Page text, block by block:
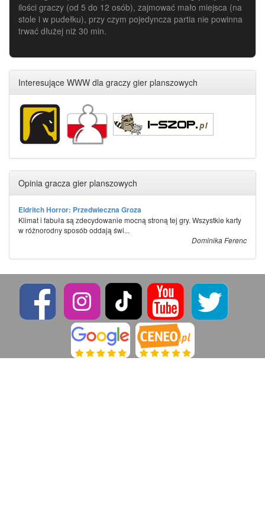
ilości graczy (od 5 do 12 osób), zajmować mało miejsca (na
stole i w pudełku), przy czym pojedyncza partia nie powinna
trwać dłużej niż 30 min.
Interesujące WWW dla graczy gier planszowych
Opinia gracza gier planszowych
Eldritch Horror: Przedwieczna Groza
Klimat i fabuła są zdecydowanie mocną stroną tej gry. Wszystkie karty
w różnorodny sposób oddają świ...
Dominika Ferenc